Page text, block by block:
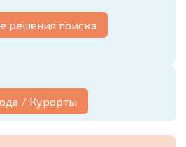
решения поиска
/ Курорты